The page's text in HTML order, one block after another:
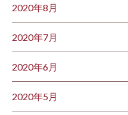
2020年8月
2020年7月
2020年6月
2020年5月